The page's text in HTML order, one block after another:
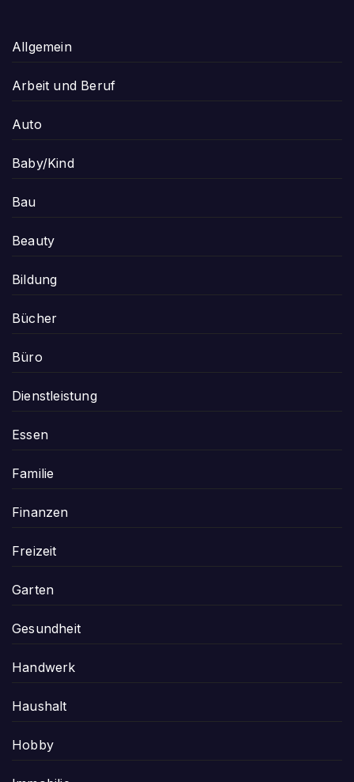
Allgemein
Arbeit und Beruf
Auto
Baby/Kind
Bau
Beauty
Bildung
Bücher
Büro
Dienstleistung
Essen
Familie
Finanzen
Freizeit
Garten
Gesundheit
Handwerk
Haushalt
Hobby